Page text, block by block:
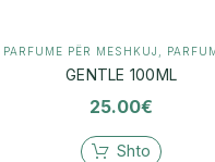
PARFUME PËR MESHKUJ
GENTLE 100ML
25.00€
Shto